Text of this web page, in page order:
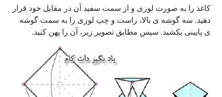
کاغذ را به صورت لوزی و از سمت سفید آن در مقابل خود قرار
دهید. سه گوشه ی بالا، راست و چپ لوزی را به سمت گوشه
ی پایینی بکشید. سپس مطابق تصویر زیر، آن را پهن کنید.